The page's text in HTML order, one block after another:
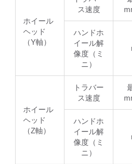
ホイール
ヘッド
（Y軸）
ス速度
ハンドホ
イール解
像度（ミ
ニ）
ホイール
ヘッド
（Z軸）
トラバー
ス速度
ハンドホ
イール解
像度（ミ
ニ）